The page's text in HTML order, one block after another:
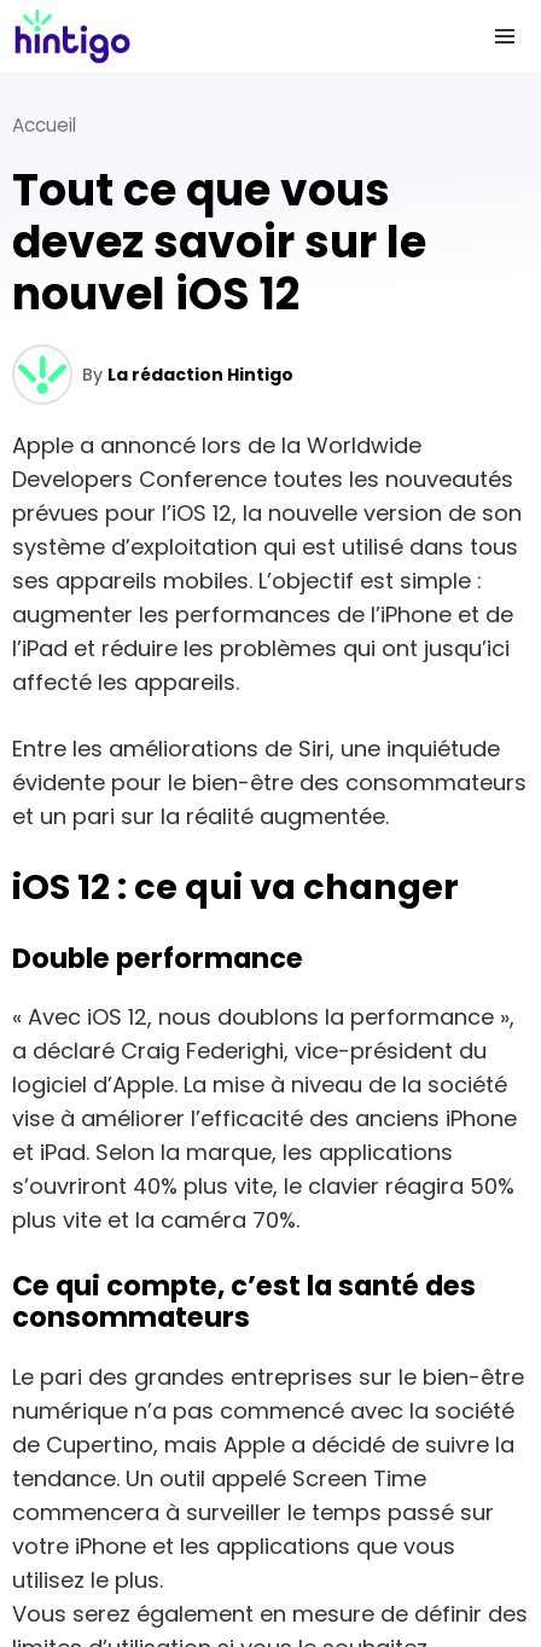
Accueil
Tout ce que vous
devez savoir sur le
nouvel iOS 12
By La rédaction Hintigo
Apple a annoncé lors de la Worldwide
Developers Conference toutes les nouveautés
prévues pour l’iOS 12, la nouvelle version de son
système d’exploitation qui est utilisé dans tous
ses appareils mobiles. L’objectif est simple :
augmenter les performances de l’iPhone et de
l’iPad et réduire les problèmes qui ont jusqu’ici
affecté les appareils.
Entre les améliorations de Siri, une inquiétude
évidente pour le bien-être des consommateurs
et un pari sur la réalité augmentée.
iOS 12 : ce qui va changer
Double performance
« Avec iOS 12, nous doublons la performance »,
a déclaré Craig Federighi, vice-président du
logiciel d’Apple. La mise à niveau de la société
vise à améliorer l’efficacité des anciens iPhone
et iPad. Selon la marque, les applications
s’ouvriront 40% plus vite, le clavier réagira 50%
plus vite et la caméra 70%.
Ce qui compte, c’est la santé des
consommateurs
Le pari des grandes entreprises sur le bien-être
numérique n’a pas commencé avec la société
de Cupertino, mais Apple a décidé de suivre la
tendance. Un outil appelé Screen Time
commencera à surveiller le temps passé sur
votre iPhone et les applications que vous
utilisez le plus.
Vous serez également en mesure de définir des